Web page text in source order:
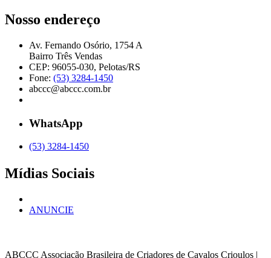
Nosso endereço
Av. Fernando Osório, 1754 A
Bairro Três Vendas
CEP: 96055-030, Pelotas/RS
Fone: (53) 3284-1450
abccc@abccc.com.br
WhatsApp
(53) 3284-1450
Mídias Sociais
ANUNCIE
ABCCC Associação Brasileira de Criadores de Cavalos Crioulos |